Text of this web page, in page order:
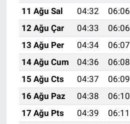
11 Ağu Sal
04:32 06:06
12 Ağu Çar
04:33 06:06
13 Ağu Per
04:34 06:07
14 Ağu Cum
04:36 06:08
15 Ağu Cts
04:37 06:09
16 Ağu Paz
04:38 06:10
17 Ağu Pts
04:39 06:11